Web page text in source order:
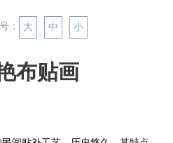
： 大 中 小
布贴画